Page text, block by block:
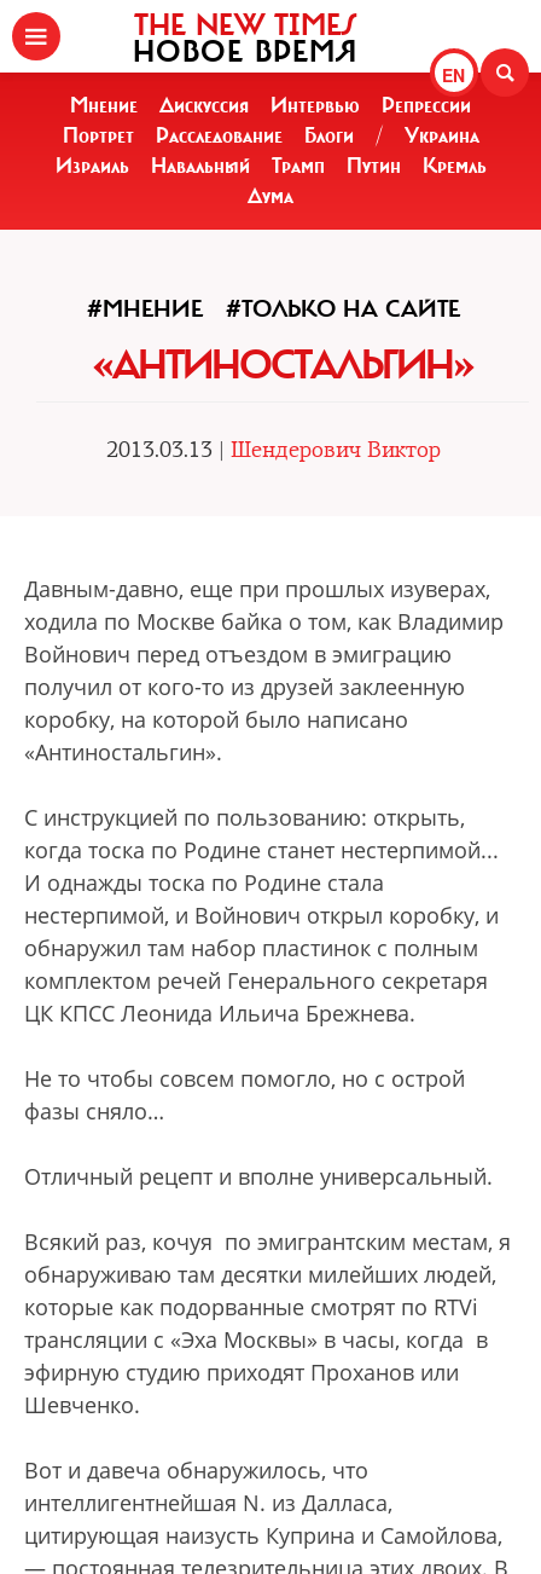
EN
THE NEW TIMES
НОВОЕ ВРЕМЯ
Мнение Дискуссия Интервью
Репрессии
Портрет
Расследование Блоги /
Украина
Израиль
Навальный Трамп Путин
Кремль
Дума
#МНЕНИЕ #ТОЛЬКО НА САЙТЕ
«АНТИНОСТАЛЬГИН»
2013.03.13 | Шендерович Виктор
Давным-давно, еще при прошлых изуверах,
ходила по Москве байка о том, как Владимир
Войнович перед отъездом в эмиграцию
получил от кого-то из друзей заклеенную
коробку, на которой было написано
«Антиностальгин».
С инструкцией по пользованию: открыть,
когда тоска по Родине станет нестерпимой...
И однажды тоска по Родине стала
нестерпимой, и Войнович открыл коробку, и
обнаружил там набор пластинок с полным
комплектом речей Генерального секретаря
ЦК КПСС Леонида Ильича Брежнева.
Не то чтобы совсем помогло, но с острой
фазы сняло…
Отличный рецепт и вполне универсальный.
Всякий раз, кочуя по эмигрантским местам, я
обнаруживаю там десятки милейших людей,
которые как подорванные смотрят по RTVi
трансляции с «Эха Москвы» в часы, когда в
эфирную студию приходят Проханов или
Шевченко.
Вот и давеча обнаружилось, что
интеллигентнейшая N. из Далласа,
цитирующая наизусть Куприна и Самойлова,
— постоянная телезрительница этих двоих. В